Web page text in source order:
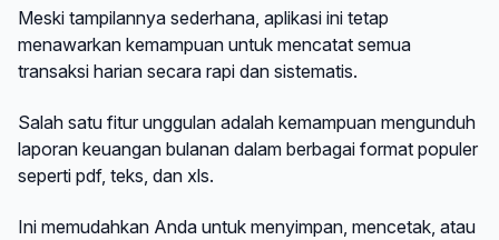
Meski tampilannya sederhana, aplikasi ini tetap
menawarkan kemampuan untuk mencatat semua
transaksi harian secara rapi dan sistematis.
Salah satu fitur unggulan adalah kemampuan mengunduh
laporan keuangan bulanan dalam berbagai format populer
seperti pdf, teks, dan xls.
Ini memudahkan Anda untuk menyimpan, mencetak, atau